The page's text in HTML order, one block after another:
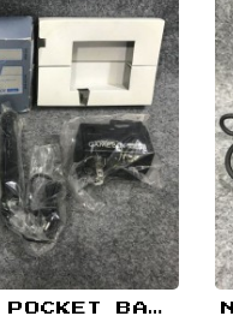
GAME BOY POCKET BATTERY+CARGADOR JAP NINTENDO GAME BOY